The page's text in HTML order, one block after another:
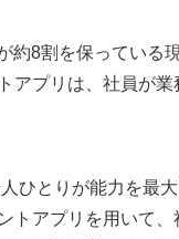
約8割を保っている
アプリは、社員が
ひとりが能力を最
トアプリを用いて